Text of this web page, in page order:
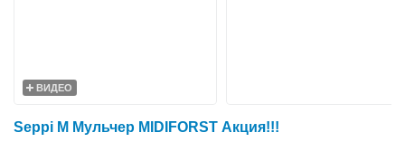
ВИДЕО
Seppi M Мульчер MIDIFORST Акция!!!